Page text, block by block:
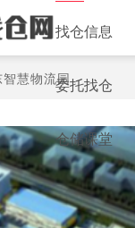
找仓信息
委托找仓
仓储课堂
智慧物流园